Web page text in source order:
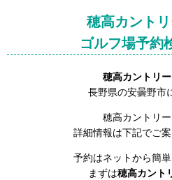
穂高カント
ゴルフ場予約
穂高カントリ
長野県の安曇野市
穂高カントリ
詳細情報は下記でご案
予約はネットから簡
まずは穂高カント